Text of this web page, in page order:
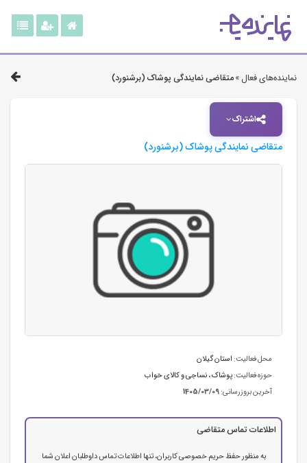
نماینده‌های فعال »متقاضی نمایندگی پوشاک (برشنورد)
اشتراک
متقاضی نمایندگی پوشاک (برشنورد)
محل فعالیت: استان گیلان
حوزه فعالیت:پوشاک ، نساجی و کالای خواب
آخرین بروزرسانی:1405/03/09
اطلاعات تماس متقاضی
به منظور حفظ حریم خصوصی کاربران، تنها اطلاعات تماس داوطلبان اعلان شما